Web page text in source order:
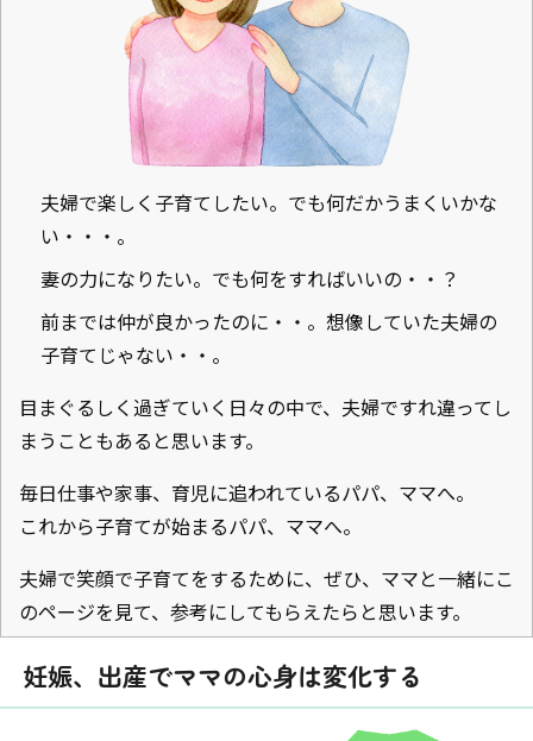
夫婦で楽しく子育てしたい。でも何だかうまくいかな
い・・・。
妻の力になりたい。でも何をすればいいの・・？
前までは仲が良かったのに・・。想像していた夫婦の
子育てじゃない・・。
目まぐるしく過ぎていく日々の中で、夫婦ですれ違ってし
まうこともあると思います。
毎日仕事や家事、育児に追われているパパ、ママへ。
これから子育てが始まるパパ、ママへ。
夫婦で笑顔で子育てをするために、ぜひ、ママと一緒にこ
のページを見て、参考にしてもらえたらと思います。
妊娠、出産でママの心身は変化する